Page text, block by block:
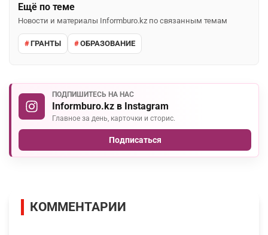
Ещё по теме
Новости и материалы Informburo.kz по связанным темам
ГРАНТЫ ОБРАЗОВАНИЕ
ПОДПИШИТЕСЬ НА НАС
Informburo.kz в Instagram
Главное за день, карточки и сторис.
Подписаться
КОММЕНТАРИИ